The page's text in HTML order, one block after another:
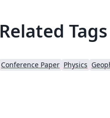
Related Tags
Conference Paper Physics